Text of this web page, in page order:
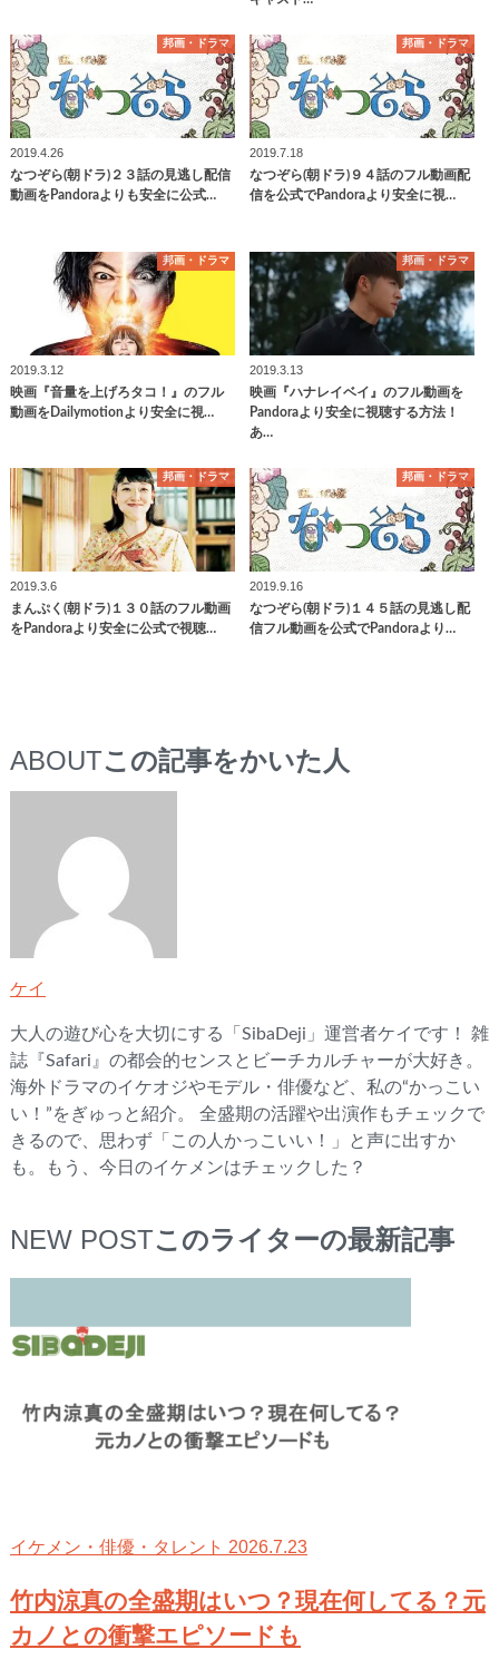
邦画・ドラマ
2019.4.26
なつぞら(朝ドラ)２３話の見逃し配信
動画をPandoraよりも安全に公式…
邦画・ドラマ
2019.7.18
なつぞら(朝ドラ)９４話のフル動画配
信を公式でPandoraより安全に視…
邦画・ドラマ
2019.3.12
映画『音量を上げろタコ！』のフル
動画をDailymotionより安全に視…
邦画・ドラマ
2019.3.13
映画『ハナレイベイ』のフル動画を
Pandoraより安全に視聴する方法！
あ…
邦画・ドラマ
2019.3.6
まんぷく(朝ドラ)１３０話のフル動画
をPandoraより安全に公式で視聴…
邦画・ドラマ
2019.9.16
なつぞら(朝ドラ)１４５話の見逃し配
信フル動画を公式でPandoraより…
ABOUTこの記事をかいた人
ケイ
大人の遊び心を大切にする「SibaDeji」運営者ケイです！ 雑
誌『Safari』の都会的センスとビーチカルチャーが大好き。
海外ドラマのイケオジやモデル・俳優など、私の“かっこい
い！”をぎゅっと紹介。 全盛期の活躍や出演作もチェックで
きるので、思わず「この人かっこいい！」と声に出すか
も。もう、今日のイケメンはチェックした？
NEW POSTこのライターの最新記事
イケメン・俳優・タレント 2026.7.23
竹内涼真の全盛期はいつ？現在何してる？元
カノとの衝撃エピソードも